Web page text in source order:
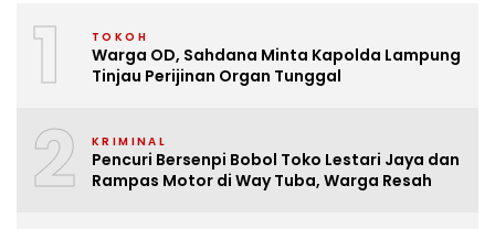
1 TOKOH
Warga OD, Sahdana Minta Kapolda Lampung
Tinjau Perijinan Organ Tunggal
2 KRIMINAL
Pencuri Bersenpi Bobol Toko Lestari Jaya dan
Rampas Motor di Way Tuba, Warga Resah